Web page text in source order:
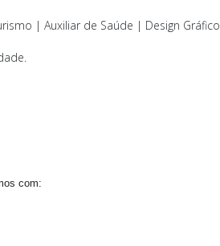
| Auxiliar de Saúde | Design Gráfico
com: